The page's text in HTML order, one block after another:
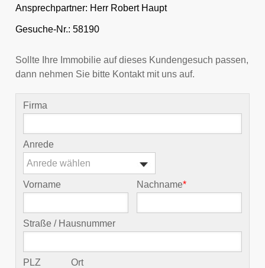
Ansprechpartner: Herr Robert Haupt
Gesuche-Nr.: 58190
Sollte Ihre Immobilie auf dieses Kundengesuch passen,
dann nehmen Sie bitte Kontakt mit uns auf.
Firma
Anrede
Anrede wählen
Vorname Nachname*
Straße / Hausnummer
PLZ Ort